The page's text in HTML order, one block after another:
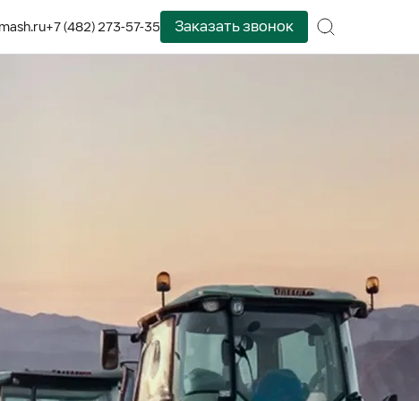
+7 (482) 273-57-35 Заказать звонок